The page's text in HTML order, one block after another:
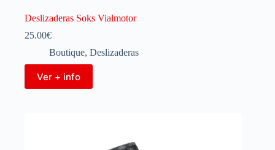
Deslizaderas Soks Vialmotor
25.00€
Boutique, Deslizaderas
Ver + info